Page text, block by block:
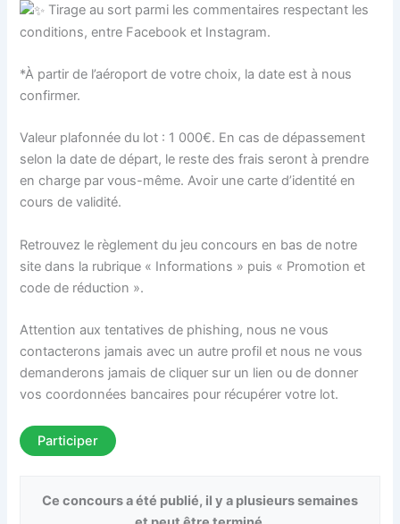
Tirage au sort parmi les commentaires respectant les
conditions, entre Facebook et Instagram.
*À partir de l’aéroport de votre choix, la date est à nous
confirmer.
Valeur plafonnée du lot : 1 000€. En cas de dépassement
selon la date de départ, le reste des frais seront à prendre
en charge par vous-même. Avoir une carte d’identité en
cours de validité.
Retrouvez le règlement du jeu concours en bas de notre
site dans la rubrique « Informations » puis « Promotion et
code de réduction ».
Attention aux tentatives de phishing, nous ne vous
contacterons jamais avec un autre profil et nous ne vous
demanderons jamais de cliquer sur un lien ou de donner
vos coordonnées bancaires pour récupérer votre lot.
Participer
Ce concours a été publié, il y a plusieurs semaines